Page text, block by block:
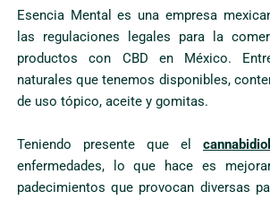
Esencia Mental es una empresa
las regulaciones legales para la
productos con CBD en México.
naturales que tenemos disponibles,
de uso tópico, aceite y gomitas.
Teniendo presente que el
enfermedades, lo que hace es
padecimientos que provocan diversas